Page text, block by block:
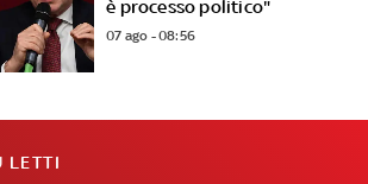
è processo politico"
07 ago - 08:56
LETTI